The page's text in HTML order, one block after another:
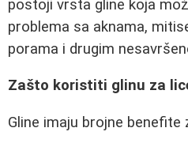
postoji vrsta gline koja
problema sa aknama,
porama i drugim
Zašto koristiti glinu za
Gline imaju brojne benefite